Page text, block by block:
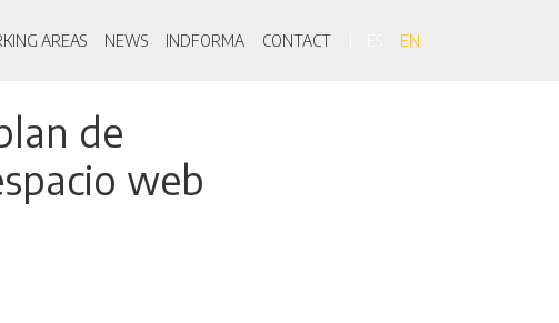
AREAS NEWS INDFORMA CONTACT EN
de
web